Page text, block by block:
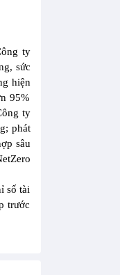
ty
sức
hiện
95%
ty
phát
sâu
số tài
trước